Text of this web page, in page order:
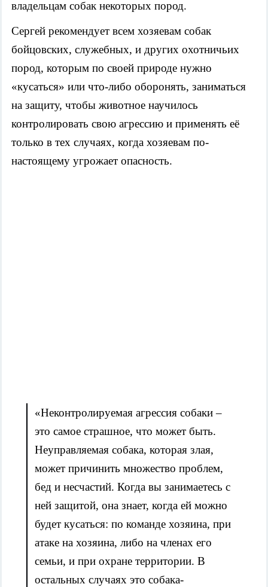
владельцам собак некоторых пород.
Сергей рекомендует всем хозяевам собак
бойцовских, служебных, и других охотничьих
пород, которым по своей природе нужно
«кусаться» или что-либо оборонять, заниматься
на защиту, чтобы животное научилось
контролировать свою агрессию и применять её
только в тех случаях, когда хозяевам по-
настоящему угрожает опасность.
«Неконтролируемая агрессия собаки –
это самое страшное, что может быть.
Неуправляемая собака, которая злая,
может причинить множество проблем,
бед и несчастий. Когда вы занимаетесь с
ней защитой, она знает, когда ей можно
будет кусаться: по команде хозяина, при
атаке на хозяина, либо на членах его
семьи, и при охране территории. В
остальных случаях это собака-